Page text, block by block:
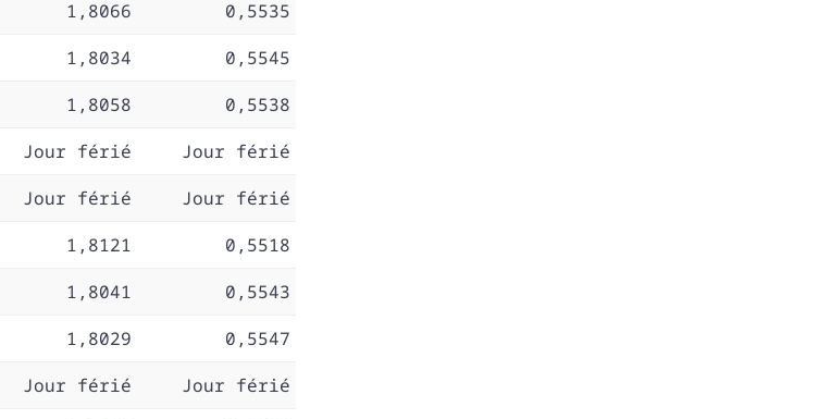
1,8066
0,5535
1,8034
0,5545
1,8058
0,5538
Jour férié
Jour férié
Jour férié
Jour férié
1,8121
0,5518
1,8041
0,5543
1,8029
0,5547
Jour férié
Jour férié